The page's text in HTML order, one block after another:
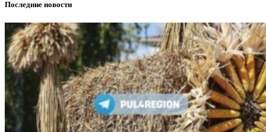
Последние новости